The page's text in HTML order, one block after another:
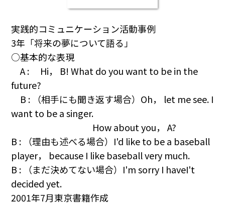
実践的コミュニケーション活動事例
3年「将来の夢について語る」
○基本的な表現
A : Hi， B! What do you want to be in the
future?
B : （相手にも聞き返す場合）Oh， let me see. I
want to be a singer.
How about you， A?
B : （理由も述べる場合）I'd like to be a baseball
player， because I like baseball very much.
B : （まだ決めてない場合）I'm sorry I haveI't
decided yet.
2001年7月東京書籍作成